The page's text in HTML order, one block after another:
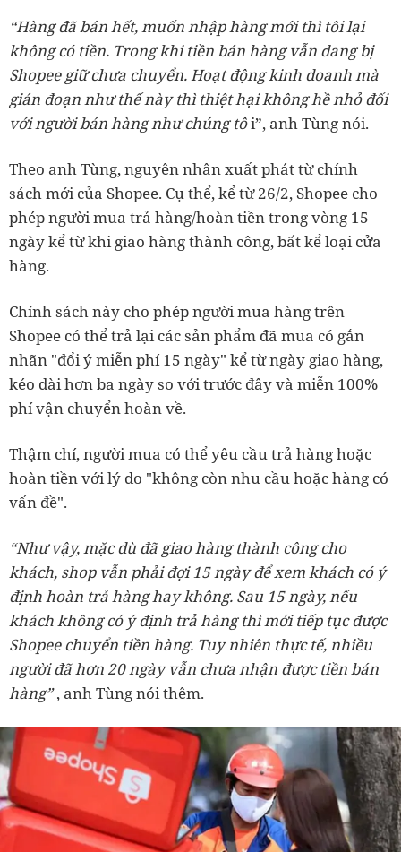
“Hàng đã bán hết, muốn nhập hàng mới thì tôi lại
không có tiền. Trong khi tiền bán hàng vẫn đang bị
Shopee giữ chưa chuyển. Hoạt động kinh doanh mà
gián đoạn như thế này thì thiệt hại không hề nhỏ đối
với người bán hàng như chúng tôi”, anh Tùng nói.
Theo anh Tùng, nguyên nhân xuất phát từ chính
sách mới của Shopee. Cụ thể, kể từ 26/2, Shopee cho
phép người mua trả hàng/hoàn tiền trong vòng 15
ngày kể từ khi giao hàng thành công, bất kể loại cửa
hàng.
Chính sách này cho phép người mua hàng trên
Shopee có thể trả lại các sản phẩm đã mua có gắn
nhãn "đổi ý miễn phí 15 ngày" kể từ ngày giao hàng,
kéo dài hơn ba ngày so với trước đây và miễn 100%
phí vận chuyển hoàn về.
Thậm chí, người mua có thể yêu cầu trả hàng hoặc
hoàn tiền với lý do "không còn nhu cầu hoặc hàng có
vấn đề".
“Như vậy, mặc dù đã giao hàng thành công cho
khách, shop vẫn phải đợi 15 ngày để xem khách có ý
định hoàn trả hàng hay không. Sau 15 ngày, nếu
khách không có ý định trả hàng thì mới tiếp tục được
Shopee chuyển tiền hàng. Tuy nhiên thực tế, nhiều
người đã hơn 20 ngày vẫn chưa nhận được tiền bán
hàng”, anh Tùng nói thêm.